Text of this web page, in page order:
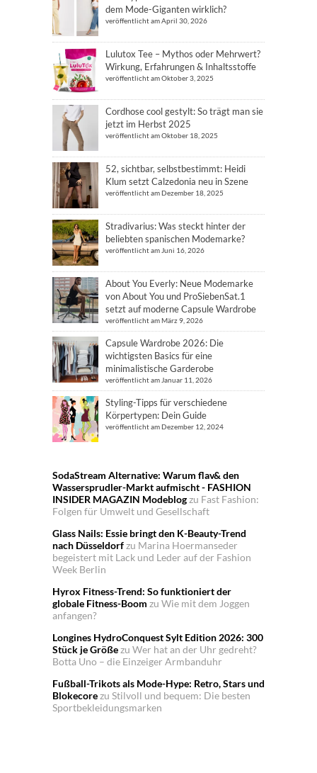
dem Mode-Giganten wirklich?
veröffentlicht am April 30, 2026
Lulutox Tee – Mythos oder Mehrwert?
Wirkung, Erfahrungen & Inhaltsstoffe
veröffentlicht am Oktober 3, 2025
Cordhose cool gestylt: So trägt man sie
jetzt im Herbst 2025
veröffentlicht am Oktober 18, 2025
52, sichtbar, selbstbestimmt: Heidi
Klum setzt Calzedonia neu in Szene
veröffentlicht am Dezember 18, 2025
Stradivarius: Was steckt hinter der
beliebten spanischen Modemarke?
veröffentlicht am Juni 16, 2026
About You Everly: Neue Modemarke
von About You und ProSiebenSat.1
setzt auf moderne Capsule Wardrobe
veröffentlicht am März 9, 2026
Capsule Wardrobe 2026: Die
wichtigsten Basics für eine
minimalistische Garderobe
veröffentlicht am Januar 11, 2026
Styling-Tipps für verschiedene
Körpertypen: Dein Guide
veröffentlicht am Dezember 12, 2024
SodaStream Alternative: Warum flav& den
Wassersprudler-Markt aufmischt - FASHION
INSIDER MAGAZIN Modeblogzu Fast Fashion:
Folgen für Umwelt und Gesellschaft
Glass Nails: Essie bringt den K-Beauty-Trend
nach Düsseldorfzu Marina Hoermanseder
begeistert mit Lack und Leder auf der Fashion
Week Berlin
Hyrox Fitness-Trend: So funktioniert der
globale Fitness-Boom zu Wie mit dem Joggen
anfangen?
Longines HydroConquest Sylt Edition 2026: 300
Stück je Größezu Wer hat an der Uhr gedreht?
Botta Uno – die Einzeiger Armbanduhr
Fußball-Trikots als Mode-Hype: Retro, Stars und
Blokecorezu Stilvoll und bequem: Die besten
Sportbekleidungsmarken